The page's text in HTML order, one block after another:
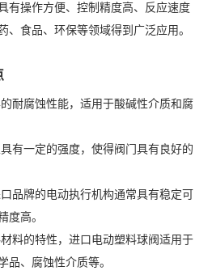
有操作方便、控制精度高、反应速度
、食品、环保等领域得到广泛应用。
耐腐蚀性能，适用于酸碱性介质和腐
有一定的强度，使得阀门具有良好的
品牌的电动执行机构通常具有稳定可
度高。
料的特性，进口电动塑料球阀适用于
品、腐蚀性介质等。